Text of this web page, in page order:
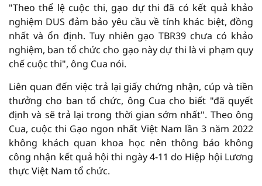
"Theo thể lệ cuộc thi, gạo dự thi đã có kết quả khảo
nghiệm DUS đảm bảo yêu cầu về tính khác biệt, đồng
nhất và ổn định. Tuy nhiên gạo TBR39 chưa có khảo
nghiệm, ban tổ chức cho gạo này dự thi là vi phạm quy
chế cuộc thi", ông Cua nói.
Liên quan đến việc trả lại giấy chứng nhận, cúp và tiền
thưởng cho ban tổ chức, ông Cua cho biết "đã quyết
định và sẽ trả lại trong thời gian sớm nhất". Theo ông
Cua, cuộc thi Gạo ngon nhất Việt Nam lần 3 năm 2022
không khách quan khoa học nên thông báo không
công nhận kết quả hội thi ngày 4-11 do Hiệp hội Lương
thực Việt Nam tổ chức.